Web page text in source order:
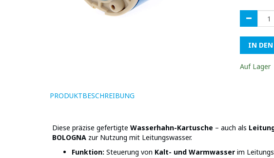
IN DEN
Auf Lager
PRODUKTBESCHREIBUNG
Diese präzise gefertigte Wasserhahn-Kartusche – auch als
BOLOGNA zur Nutzung mit Leitungswasser.
Funktion: Steuerung von Kalt- und Warmwasser im